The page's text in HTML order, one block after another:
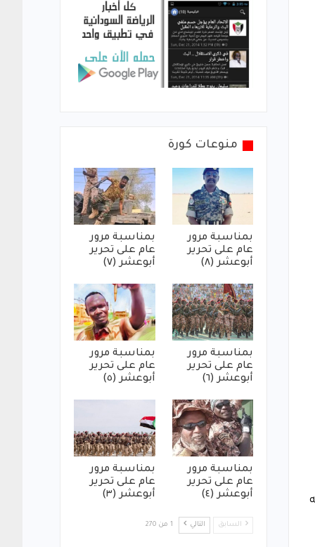
منوعات كورة
بمناسبة مرور
عام على تحرير
أبوعشر (٨)
بمناسبة مرور
عام على تحرير
أبوعشر (٧)
بمناسبة مرور
عام على تحرير
أبوعشر (٦)
بمناسبة مرور
عام على تحرير
أبوعشر (٥)
بمناسبة مرور
عام على تحرير
أبوعشر (٤)
بمناسبة مرور
عام على تحرير
أبوعشر (٣)
السابق التالي 1 من 270